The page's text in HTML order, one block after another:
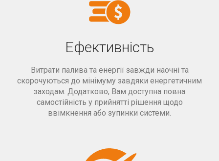
Ефективність
Витрати палива та енергії завжди наочні та
скорочуються до мінімуму завдяки енергетичним
заходам. Додатково, Вам доступна повна
самостійність у прийнятті рішення щодо
ввімкнення або зупинки системи.